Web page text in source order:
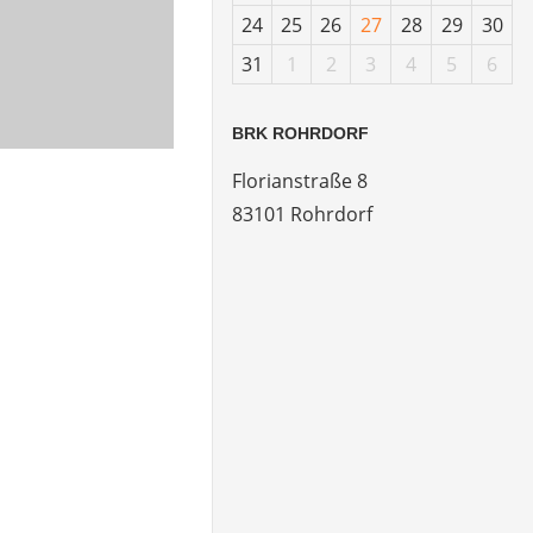
24
25 26 27 28 29
30
31
1 2 3 4 5 6
BRK ROHRDORF
Florianstraße 8
83101 Rohrdorf